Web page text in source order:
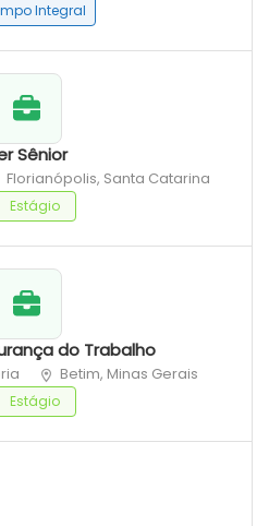
Integral
Sênior
Florianópolis, Santa Catarina
Estágio
do Trabalho
Betim, Minas Gerais
Estágio